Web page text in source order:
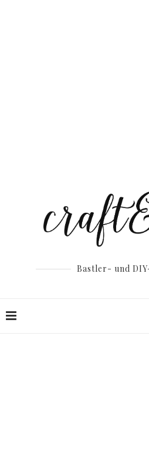
Bastler- und